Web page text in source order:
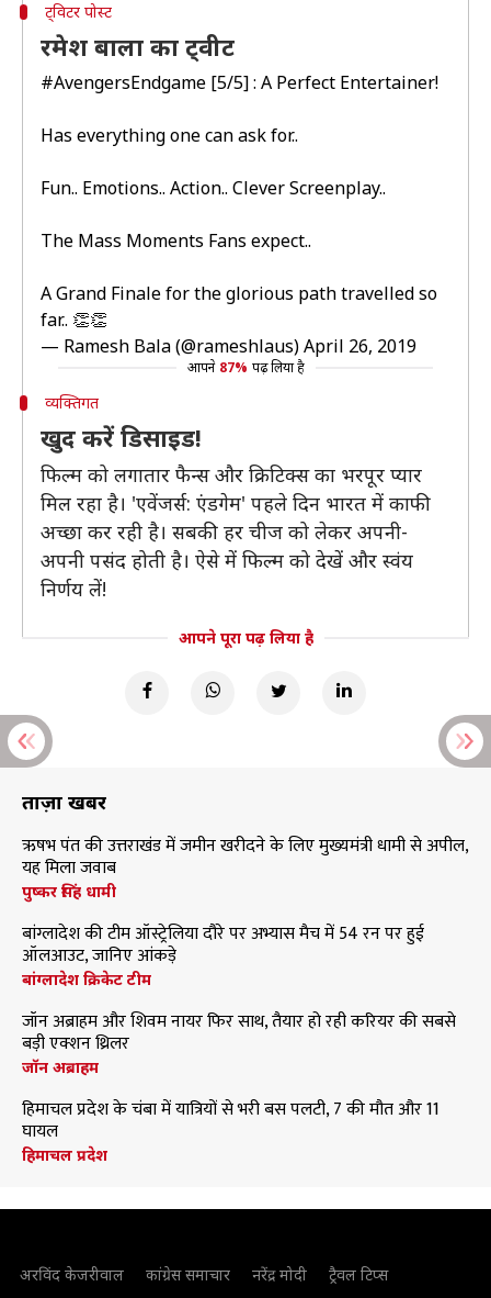
ट्विटर पोस्ट
रमेश बाला का ट्वीट
#AvengersEndgame [5/5] : A Perfect Entertainer!
Has everything one can ask for..
Fun.. Emotions.. Action.. Clever Screenplay..
The Mass Moments Fans expect..
A Grand Finale for the glorious path travelled so
far.. 👏👏
— Ramesh Bala (@rameshlaus)April 26, 2019
आपने 87% पढ़ लिया है
व्यक्तिगत
खुद करें डिसाइड!
फिल्म को लगातार फैन्स और क्रिटिक्स का भरपूर प्यार
मिल रहा है। 'एवेंजर्स: एंडगेम' पहले दिन भारत में काफी
अच्छा कर रही है। सबकी हर चीज को लेकर अपनी-
अपनी पसंद होती है। ऐसे में फिल्म को देखें और स्वंय
निर्णय लें!
आपने पूरा पढ़ लिया है
ताज़ा खबरें
ऋषभ पंत की उत्तराखंड में जमीन खरीदने के लिए मुख्यमंत्री धामी से अपील,
यह मिला जवाब
पुष्कर सिंह धामी
बांग्लादेश की टीम ऑस्ट्रेलिया दौरे पर अभ्यास मैच में 54 रन पर हुई
ऑलआउट, जानिए आंकड़े
बांग्लादेश क्रिकेट टीम
जॉन अब्राहम और शिवम नायर फिर साथ, तैयार हो रही करियर की सबसे
बड़ी एक्शन थ्रिलर
जॉन अब्राहम
हिमाचल प्रदेश के चंबा में यात्रियों से भरी बस पलटी, 7 की मौत और 11
घायल
हिमाचल प्रदेश
अरविंद केजरीवाल कांग्रेस समाचार नरेंद्र मोदी ट्रैवल टिप्स